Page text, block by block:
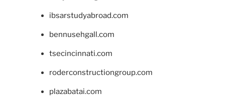
ibsarstudyabroad.com
bennusehgall.com
tsecincinnati.com
roderconstructiongroup.com
plazabatai.com